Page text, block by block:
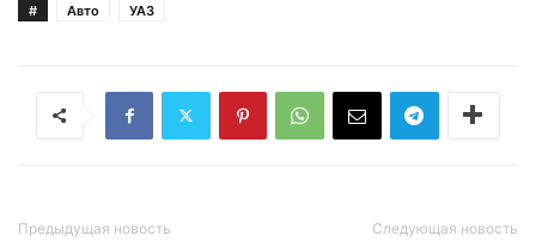
# Авто УАЗ
Предыдущая новость Следующая новость